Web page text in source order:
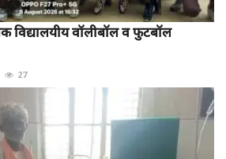
विद्यालयीय वॉलीबॉल व फुटबॉल
27